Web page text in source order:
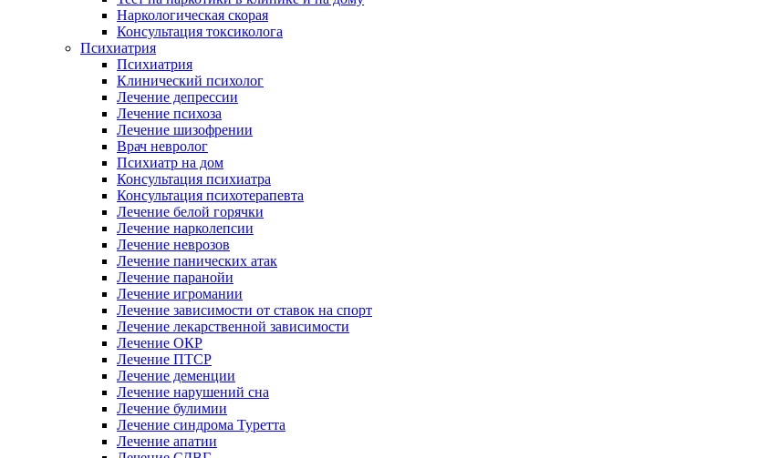
Наркологическая скорая
Консультация токсиколога
Психиатрия
Психиатрия
Клинический психолог
Лечение депрессии
Лечение психоза
Лечение шизофрении
Врач невролог
Психиатр на дом
Консультация психиатра
Консультация психотерапевта
Лечение белой горячки
Лечение нарколепсии
Лечение неврозов
Лечение панических атак
Лечение паранойи
Лечение игромании
Лечение зависимости от ставок на спорт
Лечение лекарственной зависимости
Лечение ОКР
Лечение ПТСР
Лечение деменции
Лечение нарушений сна
Лечение булимии
Лечение синдрома Туретта
Лечение апатии